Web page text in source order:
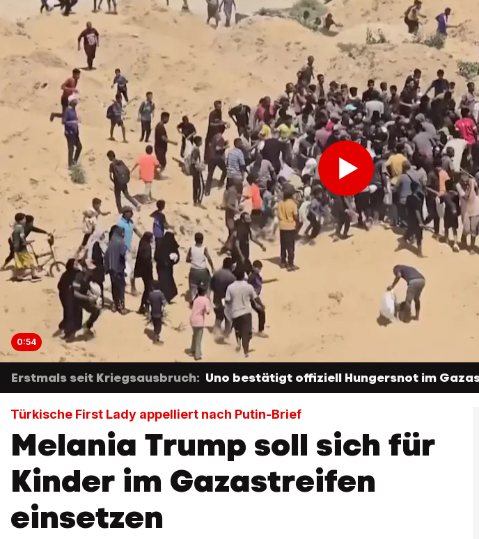
0:54
Erstmals seit Kriegsausbruch: Uno bestätigt offiziell Hungersnot im
Türkische First Lady appelliert nach Putin-Brief
Melania Trump soll sich für
Kinder im Gazastreifen
einsetzen